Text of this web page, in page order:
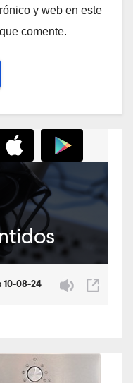
y web en este
comente.